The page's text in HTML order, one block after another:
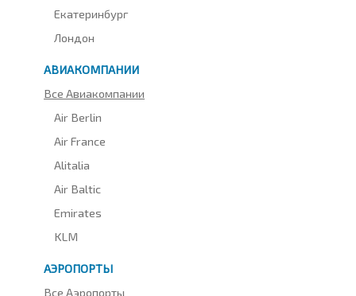
Екатеринбург
Лондон
АВИАКОМПАНИИ
Все Авиакомпании
Air Berlin
Air France
Alitalia
Air Baltic
Emirates
KLM
АЭРОПОРТЫ
Все Аэропорты